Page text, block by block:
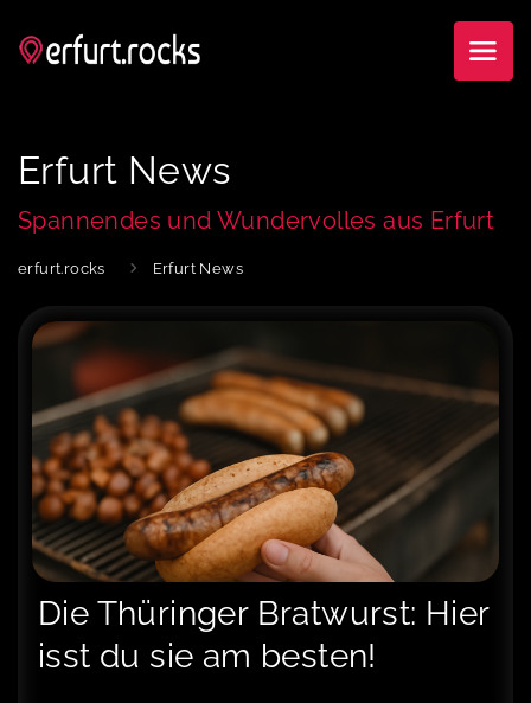
Erfurt News
Spannendes und Wundervolles aus Erfurt
erfurt.rocks Erfurt News
Die Thüringer Bratwurst: Hier
isst du sie am besten!